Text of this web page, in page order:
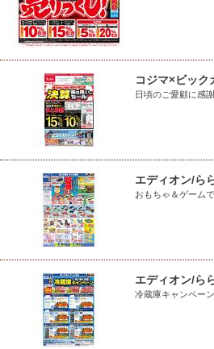
コジマ×ビック
日頃のご愛顧に感
エディオン/ら
おもちゃ＆ゲーム
エディオン/ら
冷蔵庫キャンペーン